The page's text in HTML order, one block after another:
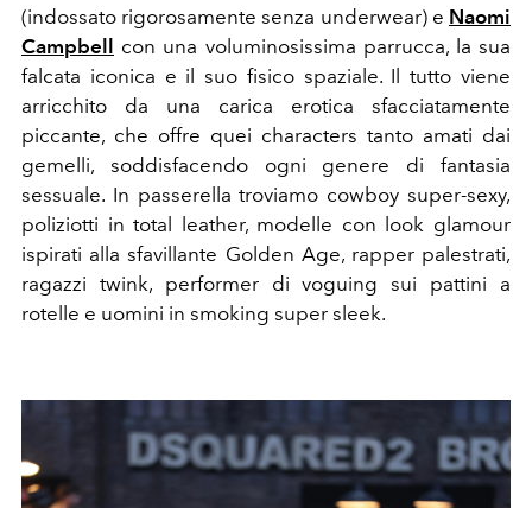
(indossato rigorosamente senza underwear) e Naomi
Campbell con una voluminosissima parrucca, la sua
falcata iconica e il suo fisico spaziale. Il tutto viene
arricchito da una carica erotica sfacciatamente
piccante, che offre quei characters tanto amati dai
gemelli, soddisfacendo ogni genere di fantasia
sessuale. In passerella troviamo cowboy super-sexy,
poliziotti in total leather, modelle con look glamour
ispirati alla sfavillante Golden Age, rapper palestrati,
ragazzi twink, performer di voguing sui pattini a
rotelle e uomini in smoking super sleek.